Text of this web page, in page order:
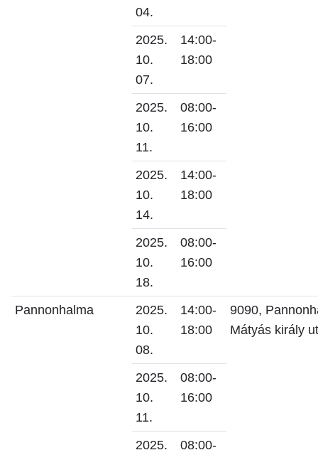
04.
2025.
10.
07.
14:00-
18:00
2025.
10.
11.
08:00-
16:00
2025.
10.
14.
14:00-
18:00
2025.
10.
18.
08:00-
16:00
Pannonhalma
2025.
10.
08.
14:00-
18:00
9090,
Mátyás király
2025.
10.
11.
08:00-
16:00
2025. 08:00-